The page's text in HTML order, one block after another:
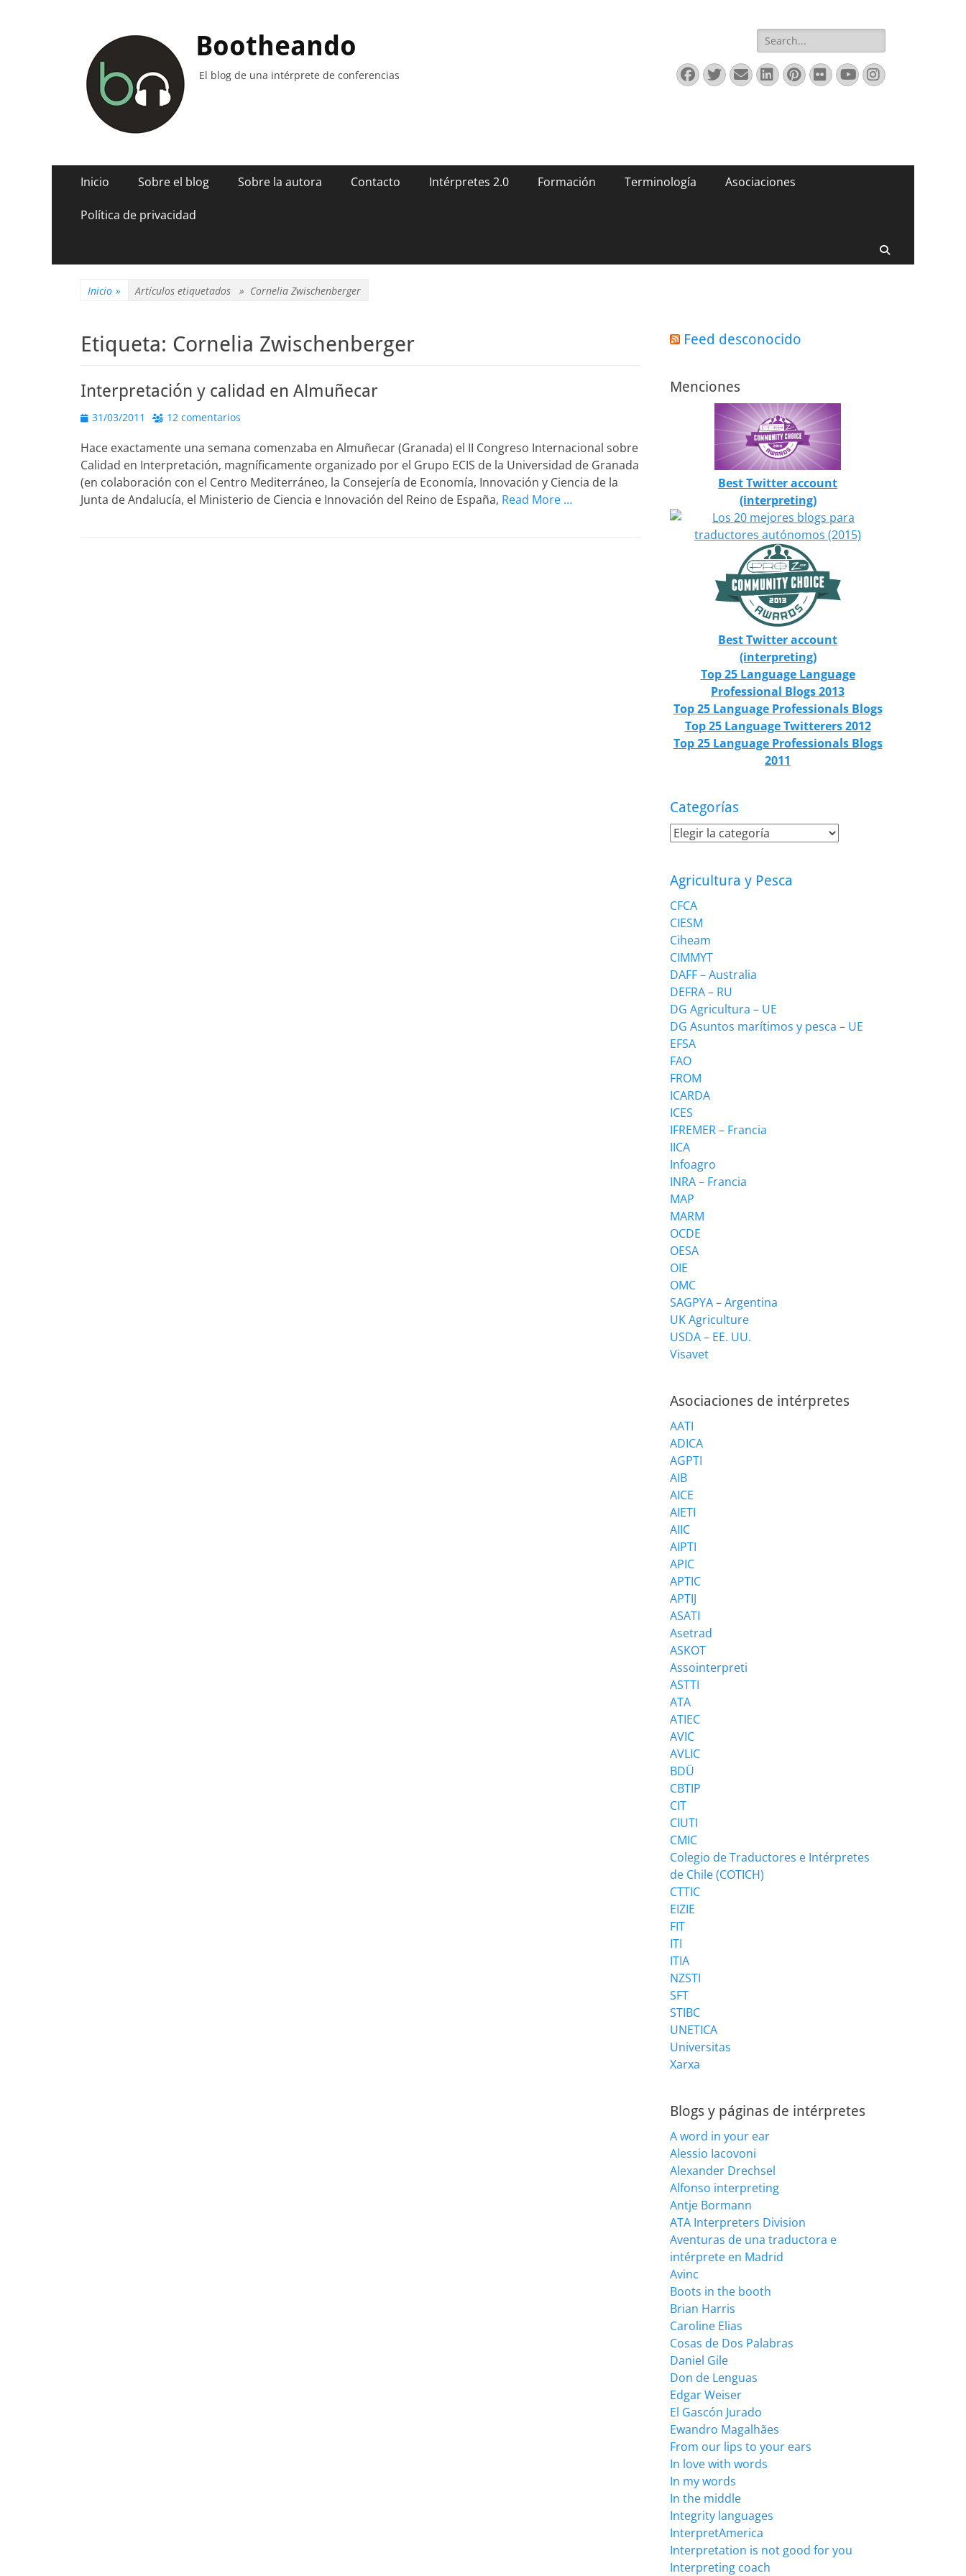
Bootheando
El blog de una intérprete de conferencias
Buscar:
Facebook
Twitter
Correo
electrónico
LinkedIn
Pinterest
FlickrYouTube
Instagram
Menú
Saltar
contenido
Inicio Sobre el blog Sobre la autora Contacto Intérpretes 2.0 Formación Terminología Asociaciones
Política de privacidad
Inicio » Artículos etiquetados » Cornelia Zwischenberger
Etiqueta: Cornelia Zwischenberger
Interpretación y calidad en Almuñecar
Publicado
31/03/2011 12 comentarios
Hace exactamente una semana comenzaba en Almuñecar (Granada) el II Congreso Internacional sobre
Calidad en Interpretación, magníficamente organizado por el Grupo ECIS de la Universidad de Granada
(en colaboración con el Centro Mediterráneo, la Consejería de Economía, Innovación y Ciencia de la
Junta de Andalucía, el Ministerio de Ciencia e Innovación del Reino de España, Read More …
Feed desconocido
Menciones
Best Twitter account
(interpreting)
Best Twitter account
(interpreting)
Top 25 Language Language
Professional Blogs 2013
Top 25 Language Professionals Blogs
Top 25 Language Twitterers 2012
Top 25 Language Professionals Blogs
2011
Categorías
Categorías
Agricultura y Pesca
CFCA
CIESM
Ciheam
CIMMYT
DAFF – Australia
DEFRA – RU
DG Agricultura – UE
DG Asuntos marítimos y pesca – UE
EFSA
FAO
FROM
ICARDA
ICES
IFREMER – Francia
IICA
Infoagro
INRA – Francia
MAP
MARM
OCDE
OESA
OIE
OMC
SAGPYA – Argentina
UK Agriculture
USDA – EE. UU.
Visavet
Asociaciones de intérpretes
AATI
ADICA
AGPTI
AIB
AICE
AIETI
AIIC
AIPTI
APIC
APTIC
APTIJ
ASATI
Asetrad
ASKOT
Assointerpreti
ASTTI
ATA
ATIEC
AVIC
AVLIC
BDÜ
CBTIP
CIT
CIUTI
CMIC
Colegio de Traductores e Intérpretes
de Chile (COTICH)
CTTIC
EIZIE
FIT
ITI
ITIA
NZSTI
SFT
STIBC
UNETICA
Universitas
Xarxa
Blogs y páginas de intérpretes
A word in your ear
Alessio Iacovoni
Alexander Drechsel
Alfonso interpreting
Antje Bormann
ATA Interpreters Division
Aventuras de una traductora e
intérprete en Madrid
Avinc
Boots in the booth
Brian Harris
Caroline Elias
Cosas de Dos Palabras
Daniel Gile
Don de Lenguas
Edgar Weiser
El Gascón Jurado
Ewandro Magalhães
From our lips to your ears
In love with words
In my words
In the middle
Integrity languages
InterpretAmerica
Interpretation is not good for you
Interpreting coach